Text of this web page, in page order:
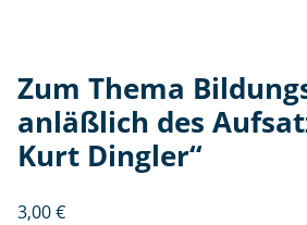
Zum Thema
anläßlich des
Kurt Dingler“
3,00€